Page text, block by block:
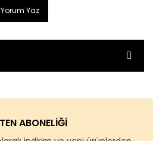
Yorum Yaz
ABONELİĞİ